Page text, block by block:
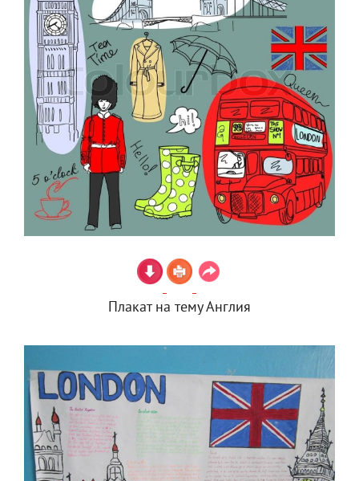
Плакат на тему Англия